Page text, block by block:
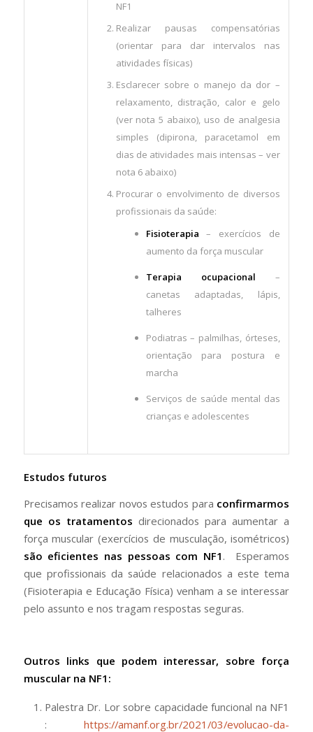
NF1
Realizar pausas compensatórias
(orientar para dar intervalos nas
atividades físicas)
Esclarecer sobre o manejo da dor –
relaxamento, distração, calor e gelo
(ver nota 5 abaixo), uso de analgesia
simples (dipirona, paracetamol em
dias de atividades mais intensas – ver
nota 6 abaixo)
Procurar o envolvimento de diversos
profissionais da saúde:
Fisioterapia – exercícios de
aumento da força muscular
Terapia ocupacional –
canetas adaptadas, lápis,
talheres
Podiatras – palmilhas, órteses,
orientação para postura e
marcha
Serviços de saúde mental das
crianças e adolescentes
Estudos futuros
Precisamos realizar novos estudos para confirmarmos
que os tratamentos direcionados para aumentar a
força muscular (exercícios de musculação, isométricos)
são eficientes nas pessoas com NF1 . Esperamos
que profissionais da saúde relacionados a este tema
(Fisioterapia e Educação Física) venham a se interessar
pelo assunto e nos tragam respostas seguras.
Outros links que podem interessar, sobre força
muscular na NF1:
Palestra Dr. Lor sobre capacidade funcional na NF1
:https://amanf.org.br/2021/03/evolucao-da-